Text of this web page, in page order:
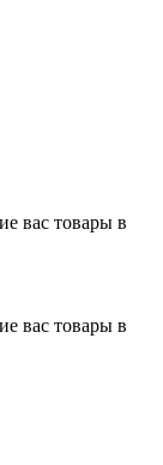
вас товары в
вас товары в